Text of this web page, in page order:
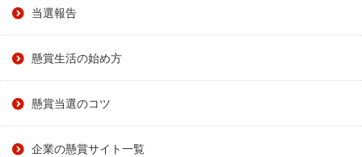
当選報告
懸賞生活の始め方
懸賞当選のコツ
企業の懸賞サイト一覧